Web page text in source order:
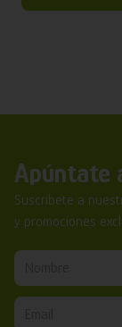
Apúntate
Suscríbete a
y promociones